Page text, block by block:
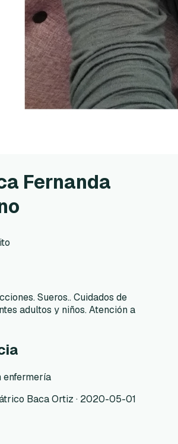
Fernanda
Sueros.. Cuidados de
adultos y niños. Atención a
enfermería
Baca Ortiz · 2020-05-01